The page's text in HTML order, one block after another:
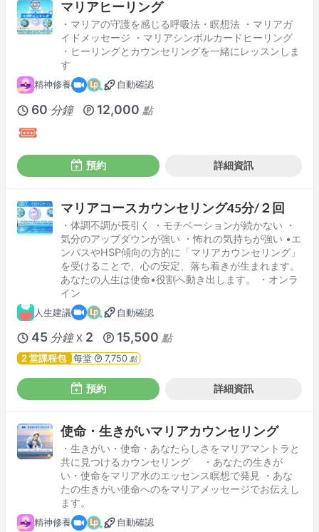
マリアヒーリング
・マリアの守護を感じる呼吸法・瞑想法 ・マリアガ
イドメッセージ ・マリアシンボルカードヒーリング
・ヒーリングとカウンセリングを一緒にレッスンしま
す
精神修養 自動確認
60 分鐘 12,000 點
預約 詳細資訊
マリアコースカウンセリング45分/２回
・体調不調が長引く ・モチベーションが続かない ・
気分のアップダウンが強い ・怖れの気持ちが強い •エ
ンパスやHSP傾向の方的に「マリアカウンセリング」
を受けることで、心の安定、落ち着きが生まれます。
あなたの人生は使命•役割へ動き出します。 ・オンラ
イン
人生建議 自動確認
45 分鐘 X 2 15,500 點
2 堂課程包 每堂 7,750 點
預約 詳細資訊
使命・生きがいマリアカウンセリング
・生きがい・使命・あなたらしさをマリアマントラと
共に見つけるカウンセリング ・あなたの生きが
い・使命をマリア水のエッセンス瞑想で発見 ・あな
たの生きがい使命へのをマリアメッセージでお伝えし
ます。
精神修養 自動確認